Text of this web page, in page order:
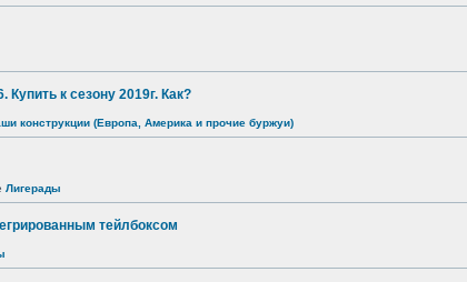
к сезону 2019г. Как?
конструкции (Европа, Америка и прочие буржуи)
Лигерады
тейлбоксом